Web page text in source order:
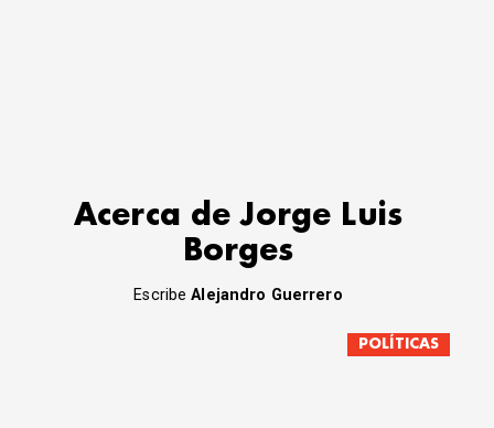
Acerca de Jorge Luis
Borges
EscribeAlejandro Guerrero
POLÍTICAS